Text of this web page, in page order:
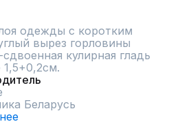
одежды с коротким
вырез горловины
кулирная гладь
Беларусь